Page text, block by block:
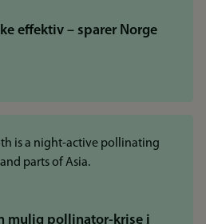
effektiv – sparer Norge
mulig pollinator-krise i